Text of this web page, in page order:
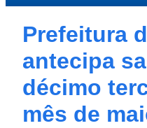
a
Prefeitura
antecipa
décimo
mês de